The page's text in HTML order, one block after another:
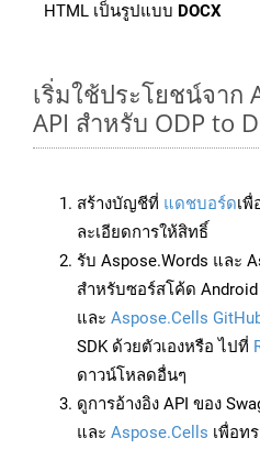
HTML เป็นรูปแบบ DOCX
เริ่มใช้ประโยชน์จาก
API สำหรับ ODP to
สร้างบัญชีที่ แดชบอร์ดเ
ละเอียดการให้สิทธิ์
รับ Aspose.Words และ
สำหรับซอร์สโค้ด Android
และ Aspose.Cells
SDK ด้วยตัวเองหรือ ไปที่
ดาวน์โหลดอื่นๆ
ดูการอ้างอิง API ของ
และ Aspose.Cells เพื่อท